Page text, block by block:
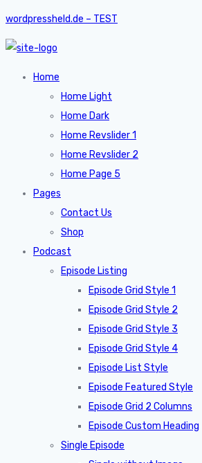
wordpressheld.de – TEST
Home
Home Light
Home Dark
Home Revslider 1
Home Revslider 2
Home Page 5
Pages
Contact Us
Shop
Podcast
Episode Listing
Episode Grid Style 1
Episode Grid Style 2
Episode Grid Style 3
Episode Grid Style 4
Episode List Style
Episode Featured Style
Episode Grid 2 Columns
Episode Custom Heading
Single Episode